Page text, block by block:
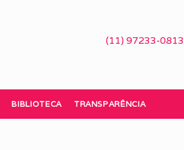
(11) 97233-0813
BIBLIOTECA TRANSPARÊNCIA